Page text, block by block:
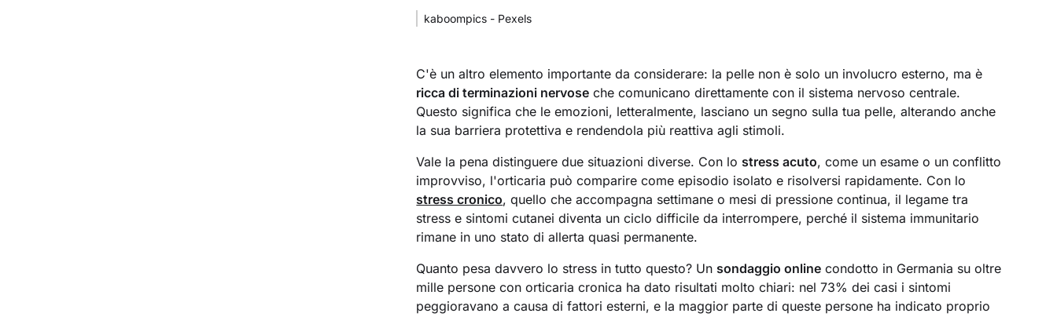
kaboompics - Pexels
C'è un altro elemento importante da considerare: la pelle non è solo un involucro esterno, ma è
ricca di terminazioni nervose che comunicano direttamente con il sistema nervoso centrale.
Questo significa che le emozioni, letteralmente, lasciano un segno sulla tua pelle, alterando anche
la sua barriera protettiva e rendendola più reattiva agli stimoli.
Vale la pena distinguere due situazioni diverse. Con lo stress acuto, come un esame o un conflitto
improvviso, l'orticaria può comparire come episodio isolato e risolversi rapidamente. Con lo
stress cronico, quello che accompagna settimane o mesi di pressione continua, il legame tra
stress e sintomi cutanei diventa un ciclo difficile da interrompere, perché il sistema immunitario
rimane in uno stato di allerta quasi permanente.
Quanto pesa davvero lo stress in tutto questo? Un sondaggio online condotto in Germania su oltre
mille persone con orticaria cronica ha dato risultati molto chiari: nel 73% dei casi i sintomi
peggioravano a causa di fattori esterni, e la maggior parte di queste persone ha indicato proprio